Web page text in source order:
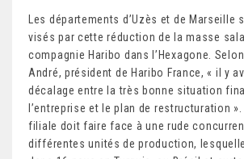
Les départements d’Uzès et de Marseille
visés par cette réduction de la masse
compagnie Haribo dans l’Hexagone.
André, président de Haribo France, « il y
décalage entre la très bonne situation
l’entreprise et le plan de restructuration
filiale doit faire face à une rude
différentes unités de production,